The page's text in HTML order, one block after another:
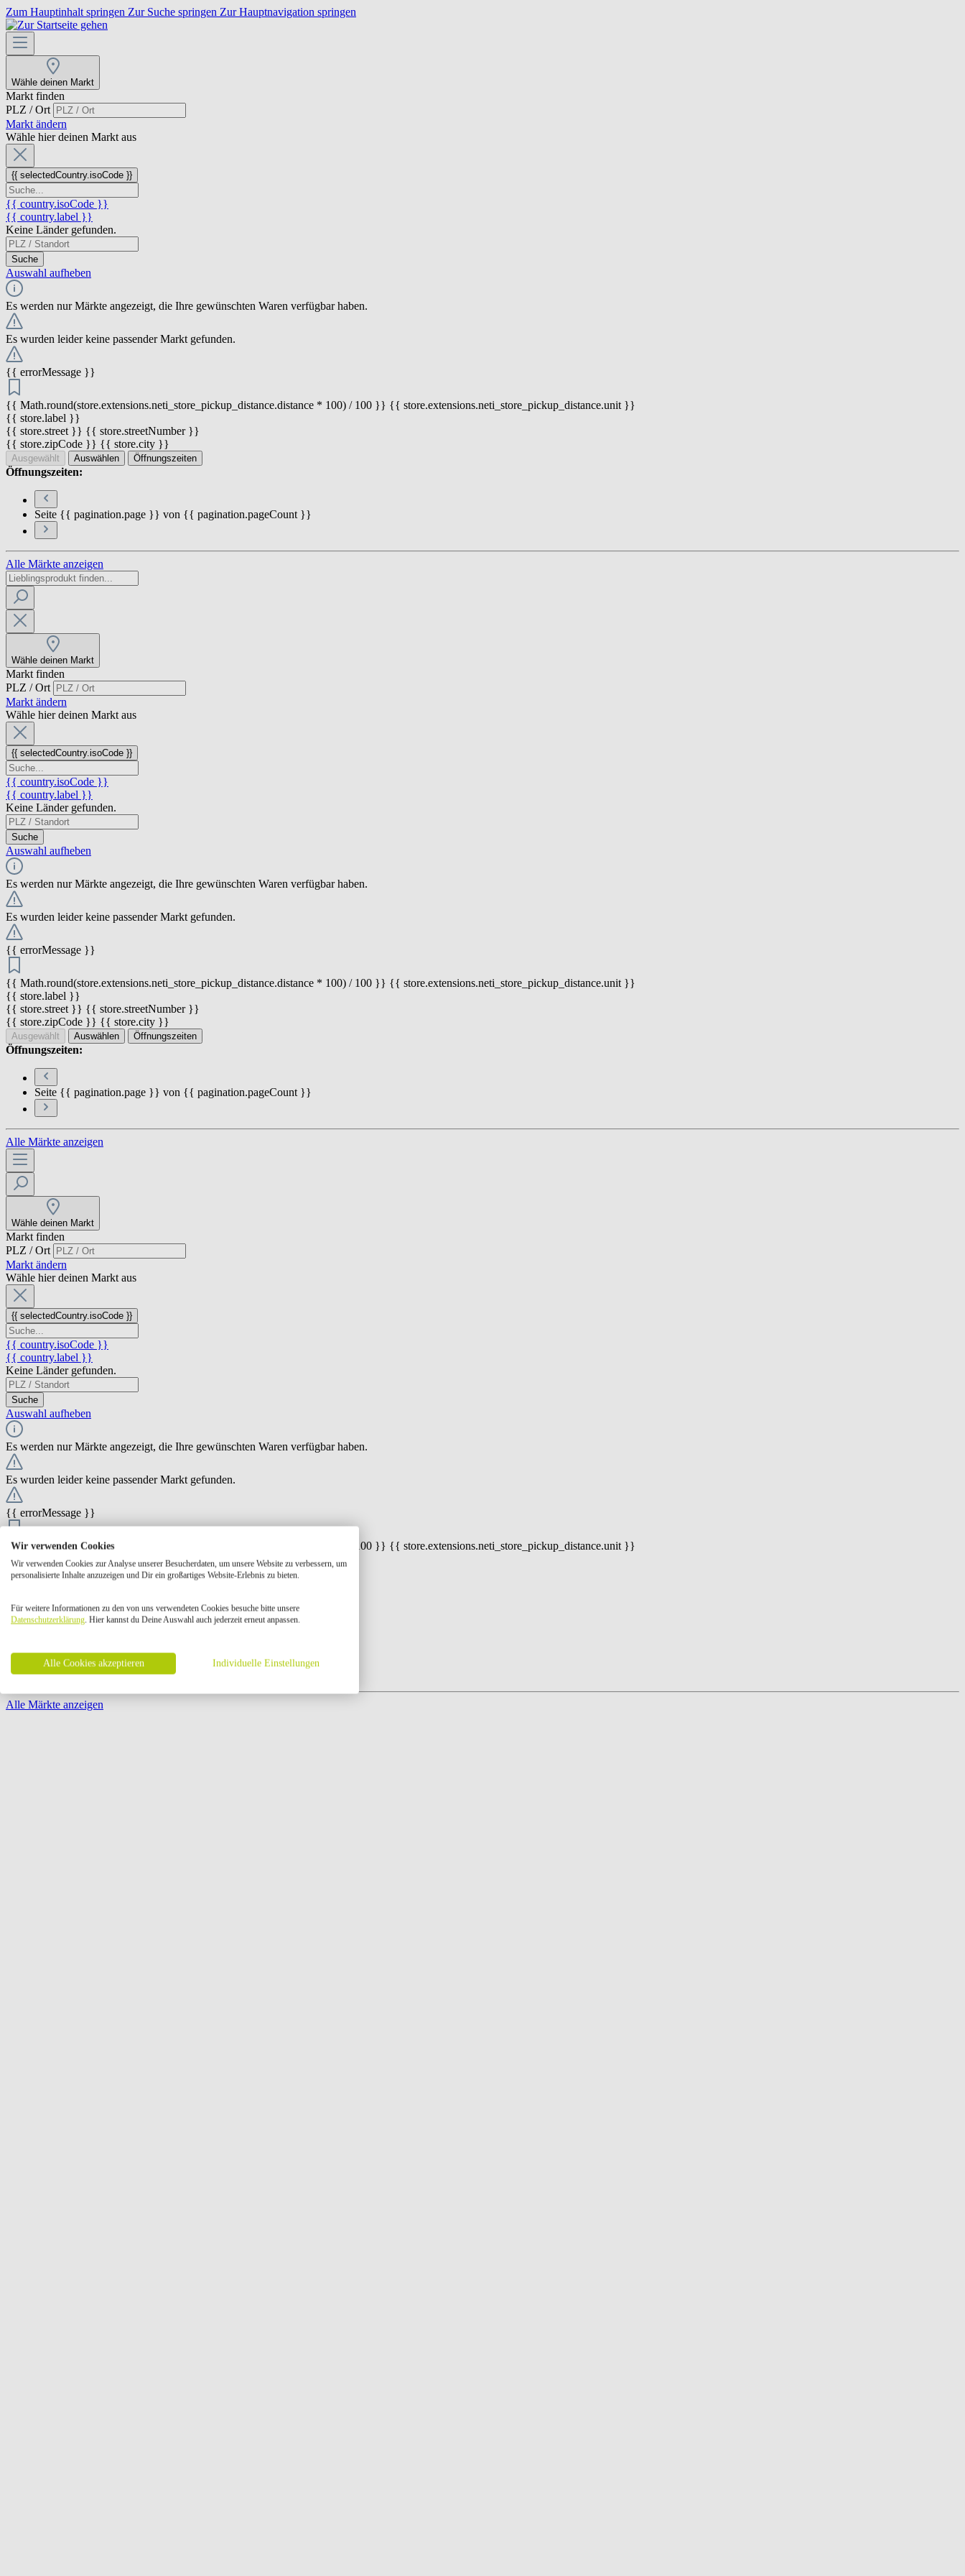
Zum Hauptinhalt springen Zur Suche springen Zur Hauptnavigation springen
Wähle deinen Markt
Markt finden
PLZ / Ort
Markt ändern
Wähle hier deinen Markt aus
{{ selectedCountry.isoCode }}
{{ country.isoCode }}
{{ country.label }}
Keine Länder gefunden.
Suche
Auswahl aufheben
Es werden nur Märkte angezeigt, die Ihre gewünschten Waren verfügbar haben.
Es wurden leider keine passender Markt gefunden.
{{ errorMessage }}
{{ Math.round(store.extensions.neti_store_pickup_distance.distance * 100) / 100 }} {{ store.extensions.neti_store_pickup_distance.unit }}
{{ store.label }}
{{ store.street }} {{ store.streetNumber }}
{{ store.zipCode }} {{ store.city }}
Ausgewählt Auswählen Öffnungszeiten
Öffnungszeiten:
Seite {{ pagination.page }} von {{ pagination.pageCount }}
Alle Märkte anzeigen
Wähle deinen Markt
Markt finden
PLZ / Ort
Markt ändern
Wähle hier deinen Markt aus
{{ selectedCountry.isoCode }}
{{ country.isoCode }}
{{ country.label }}
Keine Länder gefunden.
Suche
Auswahl aufheben
Es werden nur Märkte angezeigt, die Ihre gewünschten Waren verfügbar haben.
Es wurden leider keine passender Markt gefunden.
{{ errorMessage }}
{{ Math.round(store.extensions.neti_store_pickup_distance.distance * 100) / 100 }} {{ store.extensions.neti_store_pickup_distance.unit }}
{{ store.label }}
{{ store.street }} {{ store.streetNumber }}
{{ store.zipCode }} {{ store.city }}
Ausgewählt Auswählen Öffnungszeiten
Öffnungszeiten:
Seite {{ pagination.page }} von {{ pagination.pageCount }}
Alle Märkte anzeigen
Wähle deinen Markt
Markt finden
PLZ / Ort
Markt ändern
Wähle hier deinen Markt aus
{{ selectedCountry.isoCode }}
{{ country.isoCode }}
{{ country.label }}
Keine Länder gefunden.
Suche
Auswahl aufheben
Es werden nur Märkte angezeigt, die Ihre gewünschten Waren verfügbar haben.
Es wurden leider keine passender Markt gefunden.
{{ errorMessage }}
{{ Math.round(store.extensions.neti_store_pickup_distance.distance * 100) / 100 }} {{ store.extensions.neti_store_pickup_distance.unit }}
{{ store.label }}
{{ store.street }} {{ store.streetNumber }}
{{ store.zipCode }} {{ store.city }}
Öffnungszeiten:
Seite {{ pagination.page }} von {{ pagination.pageCount }}
Alle Märkte anzeigen
Wir verwenden Cookies
Wir verwenden Cookies zur Analyse unserer Besucherdaten, um unsere Website zu verbessern, um
personalisierte Inhalte anzuzeigen und Dir ein großartiges Website-Erlebnis zu bieten.
Für weitere Informationen zu den von uns verwendeten Cookies besuche bitte unsere
Datenschutzerklärung. Hier kannst du Deine Auswahl auch jederzeit erneut anpassen.
Alle Cookies akzeptieren Individuelle Einstellungen